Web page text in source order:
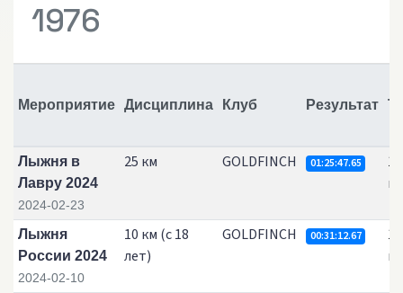
1976
Мероприятие Дисциплина Клуб Результат
Лыжня в
Лавру 2024
2024-02-23
25 км GOLDFINCH 01:25:47.65
Лыжня
России 2024
2024-02-10
10 км (с 18
лет)
GOLDFINCH 00:31:12.67